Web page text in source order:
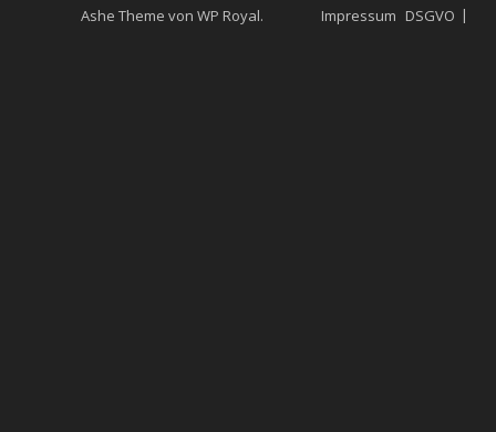
Impressum DSGVO
Ashe Theme von WP Royal.